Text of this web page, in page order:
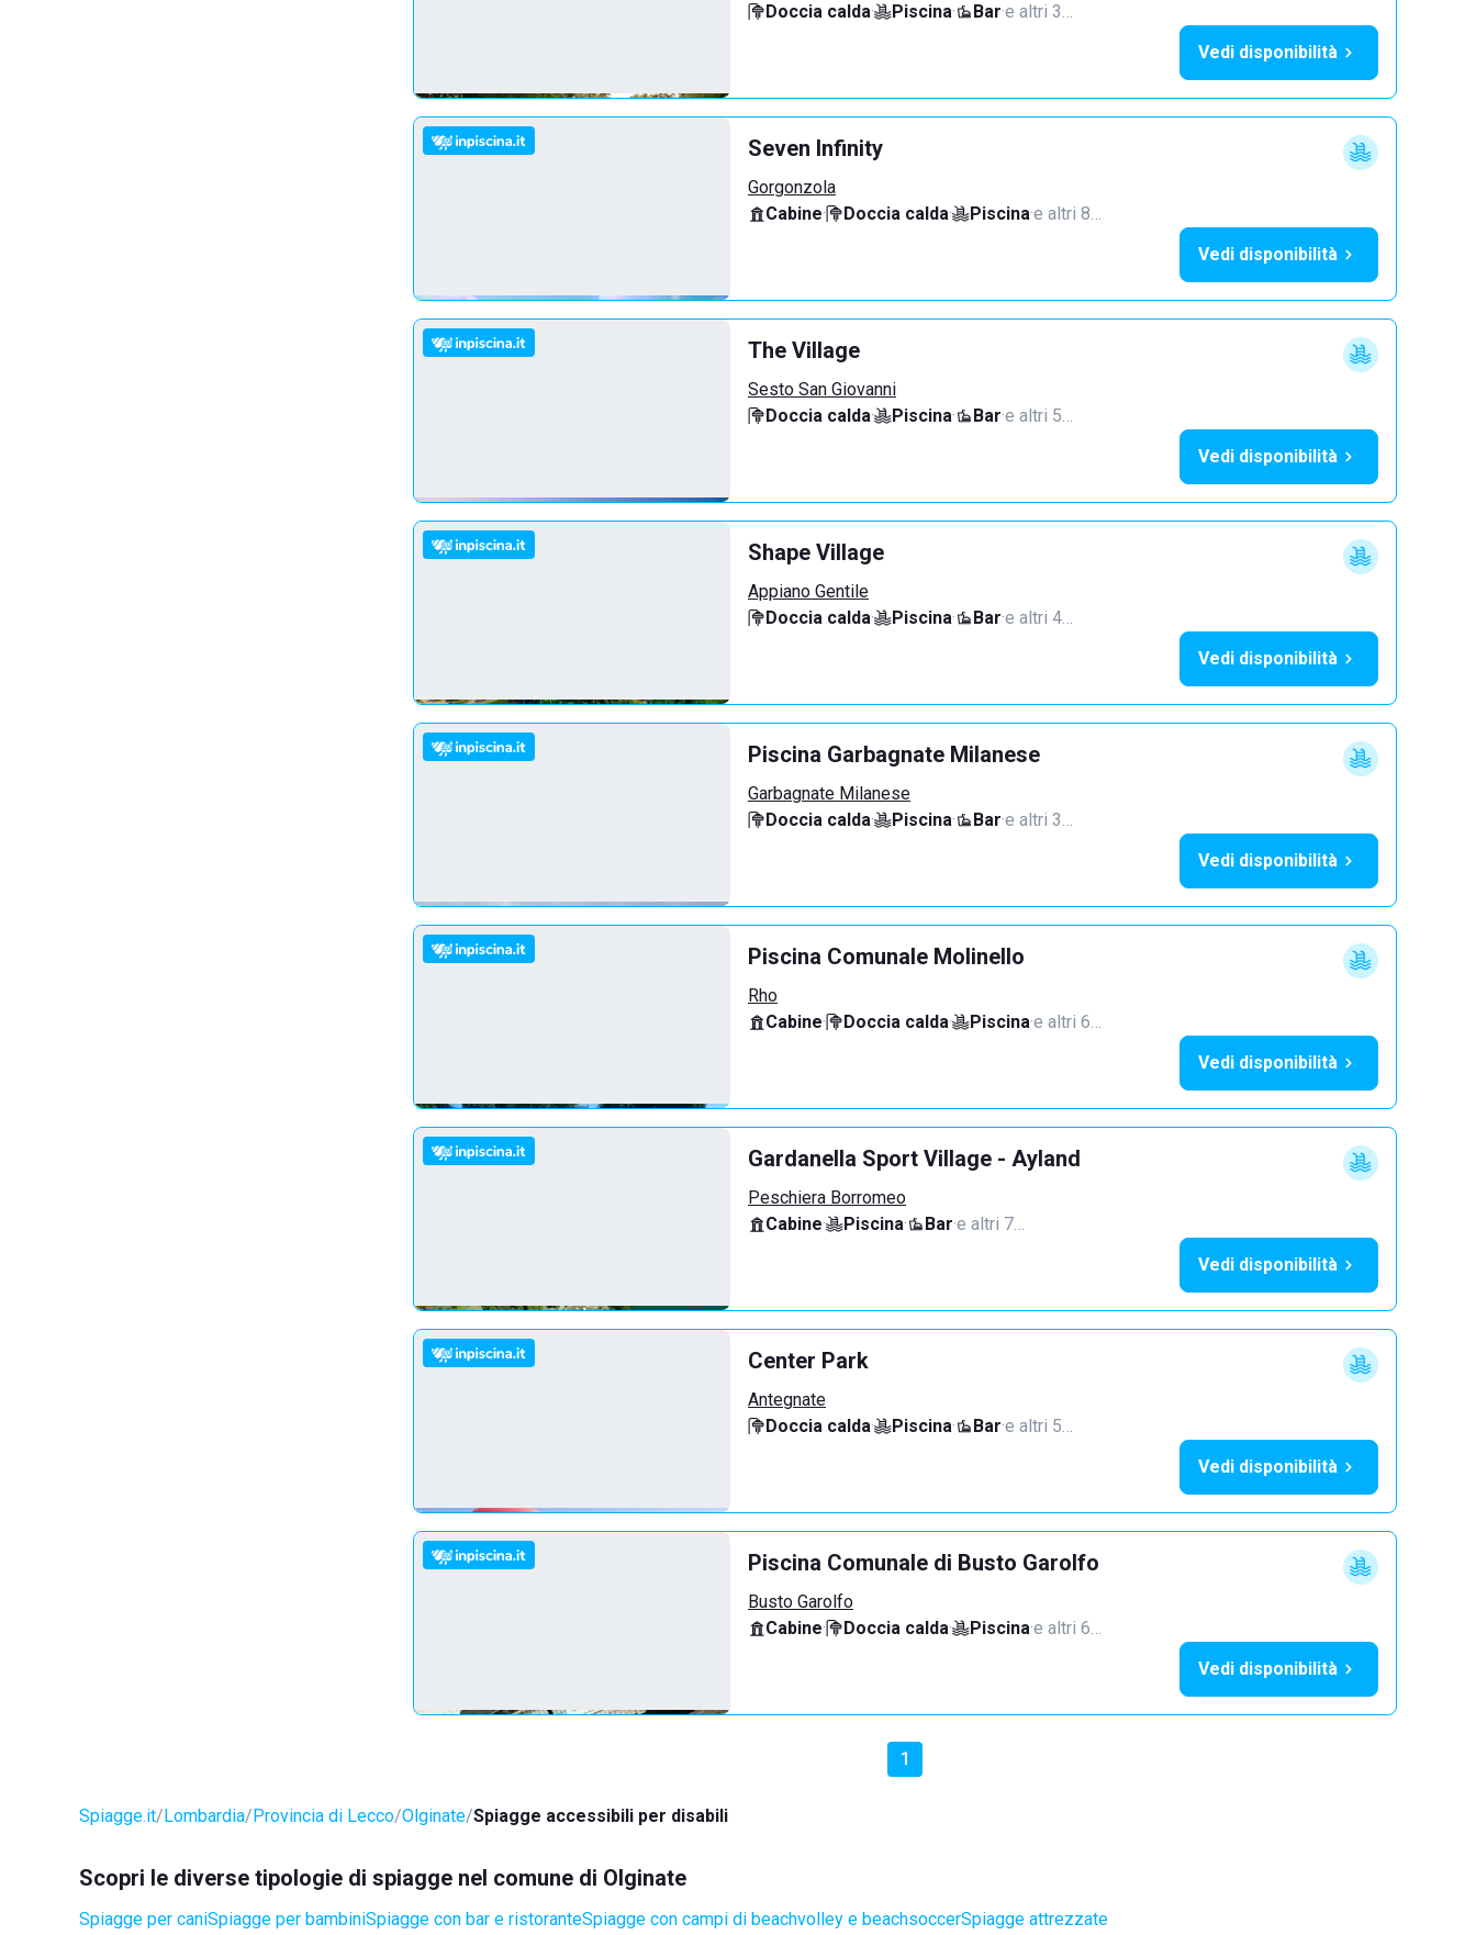
Doccia calda· Piscina· Bar·e altri 3…
Vedi disponibilità
Seven Infinity
Gorgonzola
Cabine· Doccia calda· Piscina·e altri 8…
Vedi disponibilità
The Village
Sesto San Giovanni
Doccia calda· Piscina· Bar·e altri 5…
Vedi disponibilità
Shape Village
Appiano Gentile
Doccia calda· Piscina· Bar·e altri 4…
Vedi disponibilità
Piscina Garbagnate Milanese
Garbagnate Milanese
Doccia calda· Piscina· Bar·e altri 3…
Vedi disponibilità
Piscina Comunale Molinello
Rho
Cabine· Doccia calda· Piscina·e altri 6…
Vedi disponibilità
Gardanella Sport Village - Ayland
Peschiera Borromeo
Cabine· Piscina· Bar·e altri 7…
Vedi disponibilità
Center Park
Antegnate
Doccia calda· Piscina· Bar·e altri 5…
Vedi disponibilità
Piscina Comunale di Busto Garolfo
Busto Garolfo
Cabine· Doccia calda· Piscina·e altri 6…
Vedi disponibilità
1
Spiagge.it Lombardia Provincia di Lecco Olginate Spiagge accessibili per disabili
Scopri le diverse tipologie di spiagge nel comune di Olginate
Spiagge per caniSpiagge per bambiniSpiagge con bar e ristoranteSpiagge con campi di beachvolley e beachsoccerSpiagge attrezzate